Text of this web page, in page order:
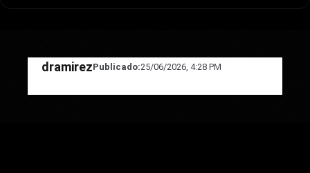
dramirezPublicado:25/06/2026, 4:28 PM